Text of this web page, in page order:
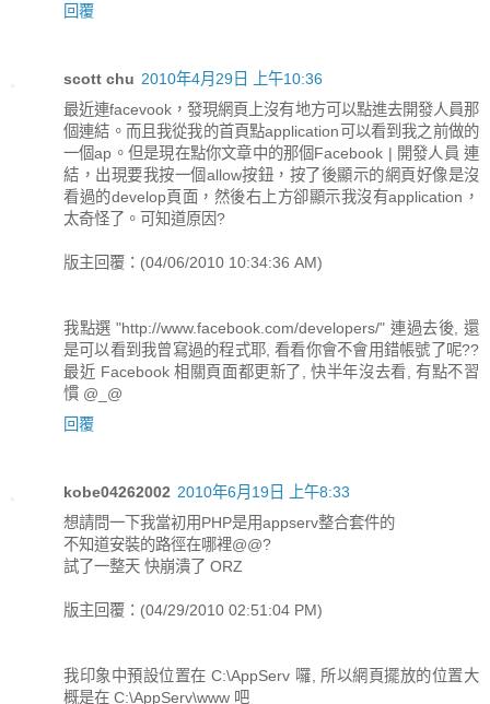
回覆
scott chu 2010年4月29日 上午10:36
最近連facevook，發現網頁上沒有地方可以點進去開發人員那
個連結。而且我從我的首頁點application可以看到我之前做的
一個ap。但是現在點你文章中的那個Facebook | 開發人員 連
結，出現要我按一個allow按鈕，按了後顯示的網頁好像是沒
看過的develop頁面，然後右上方卻顯示我沒有application，
太奇怪了。可知道原因?
版主回覆：(04/06/2010 10:34:36 AM)
我點選 "http://www.facebook.com/developers/" 連過去後, 還
是可以看到我曾寫過的程式耶, 看看你會不會用錯帳號了呢??
最近 Facebook 相關頁面都更新了, 快半年沒去看, 有點不習
慣 @_@
回覆
kobe04262002 2010年6月19日 上午8:33
想請問一下我當初用PHP是用appserv整合套件的
不知道安裝的路徑在哪裡@@?
試了一整天 快崩潰了 ORZ
版主回覆：(04/29/2010 02:51:04 PM)
我印象中預設位置在 C:\AppServ 囉, 所以網頁擺放的位置大
概是在 C:\AppServ\www 吧